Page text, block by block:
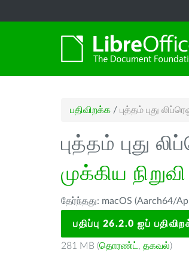
பதிவிறக்க / புத்தம் புது
புத்தம் புது
முக்கிய நிறுவி
தேர்ந்தது: macOS (Aarch64/
பதிப்பு 26.2.0 ஐப்
281 MB (தொரண்ட் , தகவல்)